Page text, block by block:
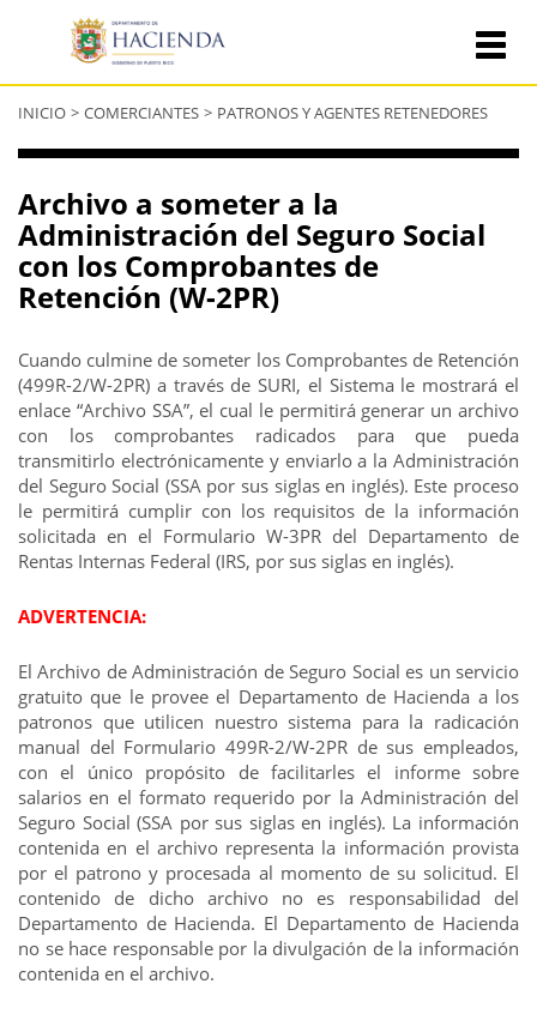
encuentra
usted
INICIO > COMERCIANTES > PATRONOS Y AGENTES RETENEDORES
Archivo a someter a la
Administración del Seguro Social
con los Comprobantes de
Retención (W-2PR)
Cuando culmine de someter los Comprobantes de Retención
(499R-2/W-2PR) a través de SURI, el Sistema le mostrará el
enlace “Archivo SSA”, el cual le permitirá generar un archivo
con los comprobantes radicados para que pueda
transmitirlo electrónicamente y enviarlo a la Administración
del Seguro Social (SSA por sus siglas en inglés). Este proceso
le permitirá cumplir con los requisitos de la información
solicitada en el Formulario W-3PR del Departamento de
Rentas Internas Federal (IRS, por sus siglas en inglés).
ADVERTENCIA:
El Archivo de Administración de Seguro Social es un servicio
gratuito que le provee el Departamento de Hacienda a los
patronos que utilicen nuestro sistema para la radicación
manual del Formulario 499R-2/W-2PR de sus empleados,
con el único propósito de facilitarles el informe sobre
salarios en el formato requerido por la Administración del
Seguro Social (SSA por sus siglas en inglés). La información
contenida en el archivo representa la información provista
por el patrono y procesada al momento de su solicitud. El
contenido de dicho archivo no es responsabilidad del
Departamento de Hacienda. El Departamento de Hacienda
no se hace responsable por la divulgación de la información
contenida en el archivo.